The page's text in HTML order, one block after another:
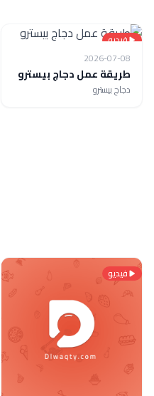
فيديو
2026-07-08
طريقة عمل دجاج بيسترو
دجاج بيسترو
فيديو